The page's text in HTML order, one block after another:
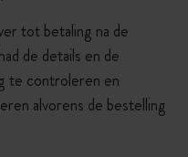
tot betaling na de
de details en de
te controleren en
alvorens de bestelling